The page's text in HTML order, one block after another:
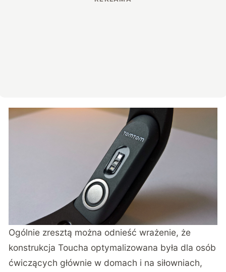
Ogólnie zresztą można odnieść wrażenie, że
konstrukcja Toucha optymalizowana była dla osób
ćwiczących głównie w domach i na siłowniach,